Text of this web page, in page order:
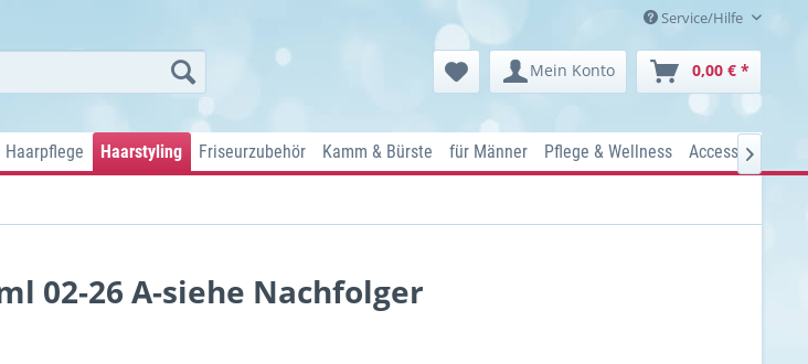
Service/Hilfe
Mein Konto 0,00 € *
Haarpflege Haarstyling Friseurzubehör Kamm & Bürste für Männer Pflege & Wellness Accessoires

02-26 A-siehe Nachfolger